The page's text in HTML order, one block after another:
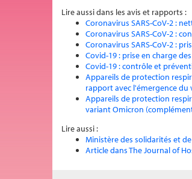
Lire aussi dans les avis et rapports :
Coronavirus SARS-CoV-2 :
Coronavirus SARS-CoV-2 :
Coronavirus SARS-CoV-2 :
Covid-19 : prise en charge
Covid-19 : contrôle et
Appareils de protection
rapport avec l'émergence du
Appareils de protection
variant Omicron
Lire aussi :
Ministère des solidarités et
Article dans The Journal of